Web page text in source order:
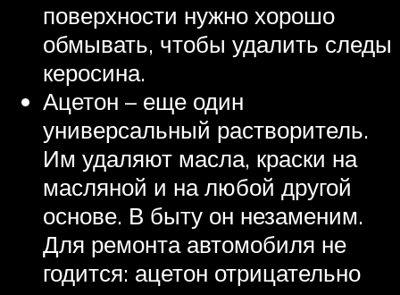
поверхности нужно хорошо
обмывать, чтобы удалить следы
керосина.
Ацетон – еще один
универсальный растворитель.
Им удаляют масла, краски на
масляной и на любой другой
основе. В быту он незаменим.
Для ремонта автомобиля не
годится: ацетон отрицательно